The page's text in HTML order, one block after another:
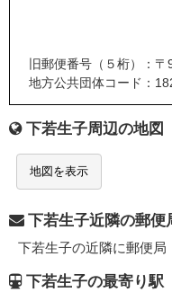
旧郵便番号（５桁）：
地方公共団体コード：
下若生子周辺の地図
地図を表示
下若生子近隣の郵便
下若生子の近隣に郵便局
下若生子の最寄り駅